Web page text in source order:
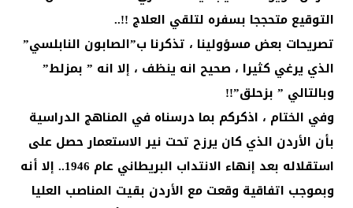
التوقيع متحججا بسفره لتلقي العلاج !!..
تصريحات بعض مسؤولينا ، تذكرنا ب”الصابون النابلسي”
الذي يرغي كثيرا ، صحيح انه ينظف ، إلا انه ” بمزلط”
وبالتالي ” بزحلق”!!
وفي الختام ، اذكركم بما درسناه في المناهج الدراسية
بأن الأردن الذي كان يرزح تحت نير الاستعمار حصل على
استقلاله بعد إنهاء الانتداب البريطاني عام 1946.. إلا أنه
وبموجب اتفاقية وقعت مع الأردن بقيت المناصب العليا